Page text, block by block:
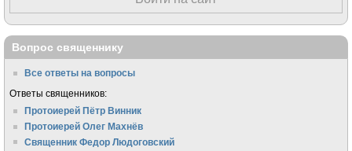
Вопрос священнику
Все ответы на вопросы
Ответы священников:
Протоиерей Пётр Винник
Протоиерей Олег Махнёв
Священник Федор Людоговский